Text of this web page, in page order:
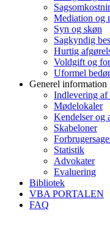
Mediation og
Syn og skøn
Sagkyndig
Hurtig
Voldgift og
Uformel
Generel information
Indlevering af
Mødelokaler
Kendelser og
Skabeloner
Statistik
Advokater
Evaluering
Bibliotek
VBA PORTALEN
FAQ